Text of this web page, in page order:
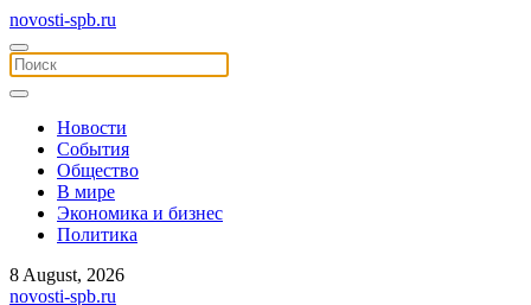
novosti-spb.ru
Новости
События
Общество
В мире
Экономика и бизнес
Политика
8 August, 2026
novosti-spb.ru